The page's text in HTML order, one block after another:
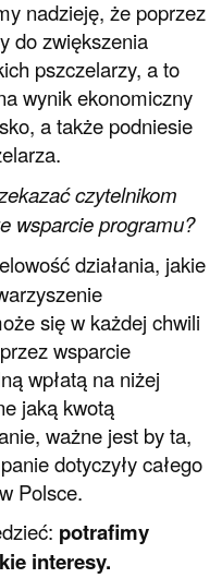
nadzieję, że poprzez
do zwiększenia
pszczelarzy, a to
wynik ekonomiczny
a także podniesie
czytelnikom
wsparcie programu?
działania, jakie
się w każdej chwili
wsparcie
wpłatą na niżej
jaką kwotą
ważne jest by ta,
dotyczyły całego
Polsce.
potrafimy
interesy.